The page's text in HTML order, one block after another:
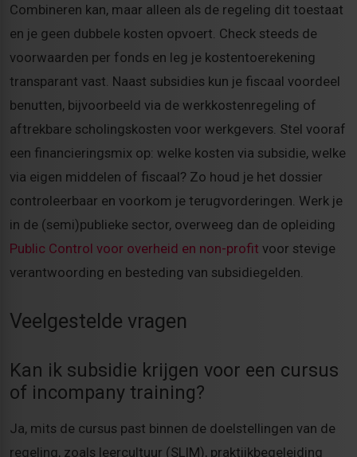
Combineren kan, maar alleen als de regeling dit toestaat
en je geen dubbele kosten opvoert. Check steeds de
voorwaarden per fonds en leg je kostentoerekening
transparant vast. Naast subsidies kun je fiscaal voordeel
benutten, bijvoorbeeld via de werkkostenregeling of
aftrekbare scholingskosten voor werkgevers. Stel vooraf
een financieringsmix op: welke kosten via subsidie, welke
via eigen middelen of fiscaal? Zo houd je het dossier
controleerbaar en voorkom je terugvorderingen. Werk je
in de (semi)publieke sector, overweeg dan de opleiding
Public Control voor overheid en non-profit voor stevige
verantwoording en besteding van subsidiegelden.
Veelgestelde vragen
Kan ik subsidie krijgen voor een cursus
of incompany training?
Ja, mits de cursus past binnen de doelstellingen van de
regeling, zoals leercultuur (SLIM), praktijkbegeleiding